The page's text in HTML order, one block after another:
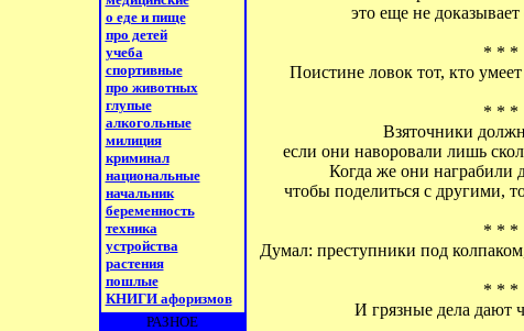
о еде и пище
про детей
учеба
спортивные
про животных
глупые
алкогольные
милиция
криминал
национальные
начальник
беременность
техника
устройства
растения
пошлые
КНИГИ афоризмов
РАЗНОЕ
это еще не доказывает
* * *
Поистине ловок тот, кто
* * *
Взяточники
если они наворовали лишь
Когда же они награбили
чтобы поделиться с другими,
* * *
Думал: преступники под
* * *
И грязные дела дают